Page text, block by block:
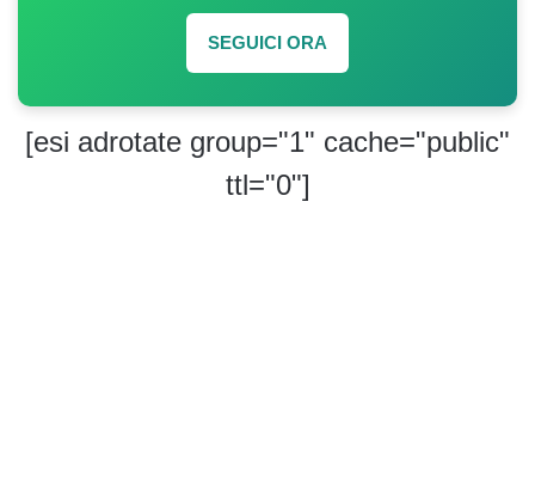
SEGUICI ORA
[esi adrotate group="1" cache="public"
ttl="0"]